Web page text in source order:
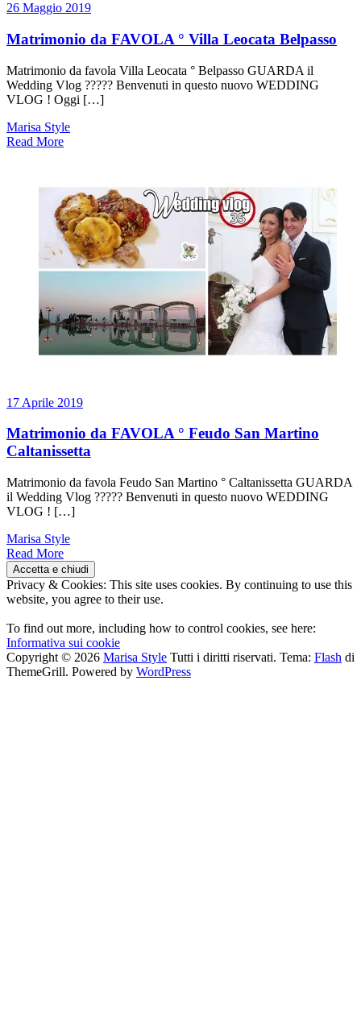
26 Maggio 2019
Matrimonio da FAVOLA ° Villa Leocata Belpasso
Matrimonio da favola Villa Leocata ° Belpasso GUARDA il
Wedding Vlog ????? Benvenuti in questo nuovo WEDDING
VLOG ! Oggi […]
Marisa Style
Read More
17 Aprile 2019
Matrimonio da FAVOLA ° Feudo San Martino
Caltanissetta
Matrimonio da favola Feudo San Martino ° Caltanissetta GUARDA
il Wedding Vlog ????? Benvenuti in questo nuovo WEDDING
VLOG ! […]
Marisa Style
Read More
Privacy & Cookies: This site uses cookies. By continuing to use this
website, you agree to their use.
To find out more, including how to control cookies, see here:
Informativa sui cookie
Copyright © 2026 Marisa Style Tutti i diritti riservati. Tema: Flash di
ThemeGrill. Powered by WordPress